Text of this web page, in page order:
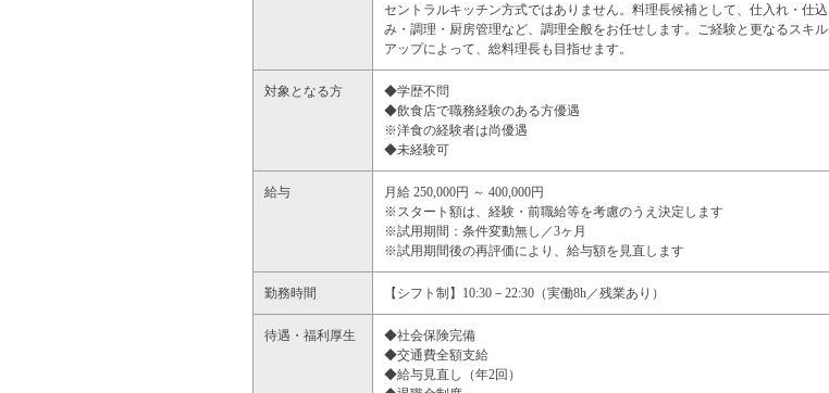
セントラルキッチン方式ではありません。料理長候補として、仕入れ・仕込
み・調理・厨房管理など、調理全般をお任せします。ご経験と更なるスキル
アップによって、総料理長も目指せます。
対象となる方
◆学歴不問
◆飲食店で職務経験のある方優遇
※洋食の経験者は尚優遇
◆未経験可
給与
月給 250,000円 ～ 400,000円
※スタート額は、経験・前職給等を考慮のうえ決定します
※試用期間：条件変動無し／3ヶ月
※試用期間後の再評価により、給与額を見直します
勤務時間 【シフト制】10:30－22:30（実働8h／残業あり）
待遇・福利厚生
◆社会保険完備
◆交通費全額支給
◆給与見直し（年2回）